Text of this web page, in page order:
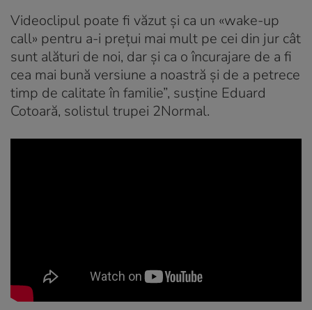
Videoclipul poate fi văzut și ca un «wake-up
call» pentru a-i prețui mai mult pe cei din jur cât
sunt alături de noi, dar și ca o încurajare de a fi
cea mai bună versiune a noastră și de a petrece
timp de calitate în familie”, susține Eduard
Cotoară, solistul trupei 2Normal.